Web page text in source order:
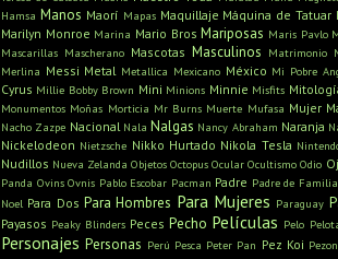
Hamsa Manos Maorí Mapas Maquillaje Máquina de Tatuar
Marilyn Monroe Marina Mario Bros Mariposas Maris Pavlo
Mascarillas Mascherano Mascotas Masculinos Matrimonio
Merlina Messi Metal Metallica Mexicano México Mi Pobre
Cyrus Millie Bobby Brown Mini Minions Minnie Misfits
Monumentos Moñas Morticia Mr Burns Muerte Mufasa Mujer
Nacho Zazpe Nacional Nala Nalgas Nancy Abraham Naranja
Nickelodeon Nietzsche Nikko Hurtado Nikola Tesla
Nudillos Nueva Zelanda Objetos Octopus Ocular Ocultismo Odio
Panda Ovins Ovnis Pablo Escobar Pacman Padre Padre de Familia
Noel Para Dos Para Hombres Para Mujeres Paraguay
Payasos Peaky Blinders Peces Pecho Películas Pelo
Personajes Personas Perú Pesca Peter Pan Pez Koi